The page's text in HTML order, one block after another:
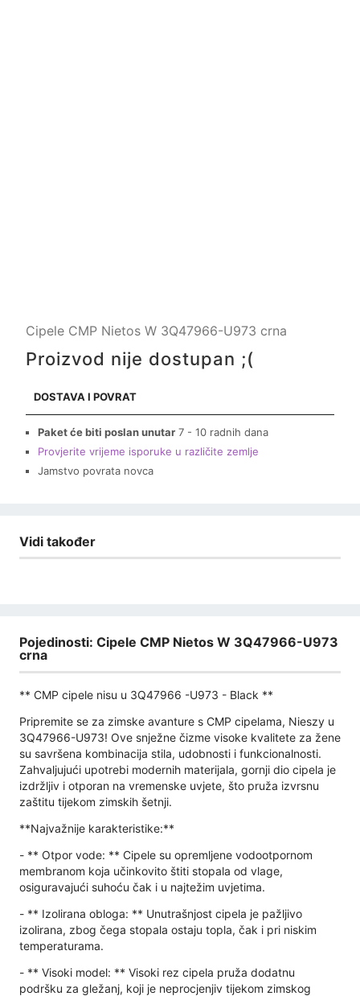
Cipele CMP Nietos W 3Q47966-U973 crna
Proizvod nije dostupan ;(
DOSTAVA I POVRAT
Paket će biti poslan unutar 7 - 10 radnih dana
Provjerite vrijeme isporuke u različite zemlje
Jamstvo povrata novca
Vidi također
Pojedinosti: Cipele CMP Nietos W 3Q47966-U973
crna
** CMP cipele nisu u 3Q47966 -U973 - Black **
Pripremite se za zimske avanture s CMP cipelama, Nieszy u
3Q47966-U973! Ove snježne čizme visoke kvalitete za žene
su savršena kombinacija stila, udobnosti i funkcionalnosti.
Zahvaljujući upotrebi modernih materijala, gornji dio cipela je
izdržljiv i otporan na vremenske uvjete, što pruža izvrsnu
zaštitu tijekom zimskih šetnji.
**Najvažnije karakteristike:**
- ** Otpor vode: ** Cipele su opremljene vodootpornom
membranom koja učinkovito štiti stopala od vlage,
osiguravajući suhoću čak i u najtežim uvjetima.
- ** Izolirana obloga: ** Unutrašnjost cipela je pažljivo
izolirana, zbog čega stopala ostaju topla, čak i pri niskim
temperaturama.
- ** Visoki model: ** Visoki rez cipela pruža dodatnu
podršku za gležanj, koji je neprocjenjiv tijekom zimskog